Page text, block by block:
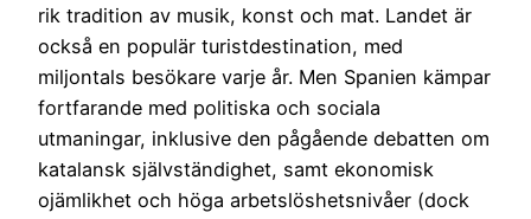
rik tradition av musik, konst och mat. Landet är
också en populär turistdestination, med
miljontals besökare varje år. Men Spanien kämpar
fortfarande med politiska och sociala
utmaningar, inklusive den pågående debatten om
katalansk självständighet, samt ekonomisk
ojämlikhet och höga arbetslöshetsnivåer (dock